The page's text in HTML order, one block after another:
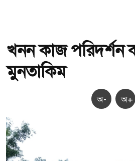
খনন কাজ পরিদর্শন
মুনতাকিম
অ- অ+